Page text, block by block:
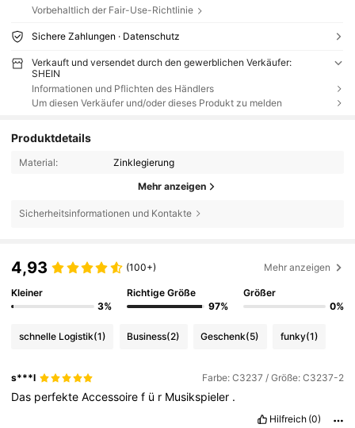
Vorbehaltlich der Fair-Use-Richtlinie
Sichere Zahlungen · Datenschutz
Verkauft und versendet durch den gewerblichen Verkäufer:
SHEIN
Informationen und Pflichten des Händlers
Um diesen Verkäufer und/oder dieses Produkt zu melden
Produktdetails
Material: Zinklegierung
Mehr anzeigen
Sicherheitsinformationen und Kontakte
4,93 (100+) Mehr anzeigen
Kleiner
3%
Richtige Größe
97%
Größer
0%
schnelle Logistik(1) Business(2) Geschenk(5) funky(1)
s***l Farbe: C3237 / Größe: C3237-2
Das perfekteAccessoiref ü r Musikspieler .
Hilfreich (0)